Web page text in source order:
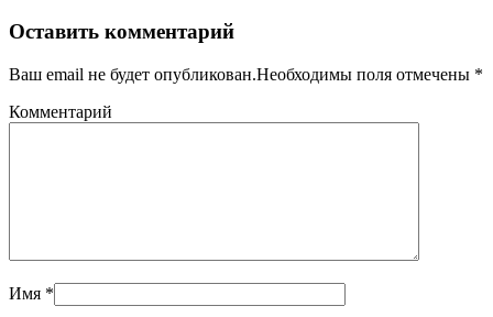
Оставить комментарий
Ваш email не будет опубликован.Необходимы поля отмечены *
Комментарий
Имя *